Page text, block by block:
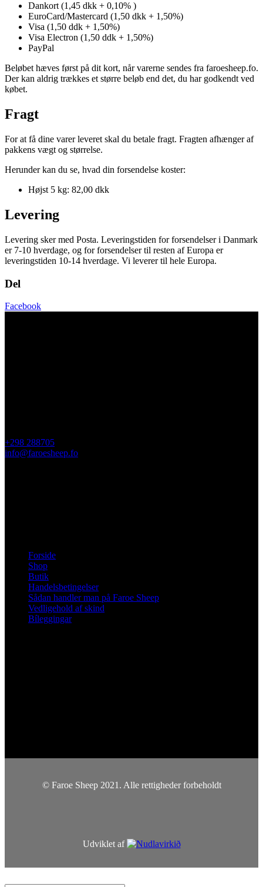
Dankort (1,45 dkk + 0,10% )
EuroCard/Mastercard (1,50 dkk + 1,50%)
Visa (1,50 ddk + 1,50%)
Visa Electron (1,50 ddk + 1,50%)
PayPal
Beløbet hæves først på dit kort, når varerne sendes fra faroesheep.fo.
Der kan aldrig trækkes et større beløb end det, du har godkendt ved
købet.
Fragt
For at få dine varer leveret skal du betale fragt. Fragten afhænger af
pakkens vægt og størrelse.
Herunder kan du se, hvad din forsendelse koster:
Højst 5 kg: 82,00 dkk
Levering
Levering sker med Posta. Leveringstiden for forsendelser i Danmark
er 7-10 hverdage, og for forsendelser til resten af Europa er
leveringstiden 10-14 hverdage. Vi leverer til hele Europa.
Del
Facebook
+298 288705
info@faroesheep.fo
Forside
Shop
Butik
Handelsbetingelser
Sådan handler man på Faroe Sheep
Vedligehold af skind
Bíleggingar
© Faroe Sheep 2021. Alle rettigheder forbeholdt
Udviklet af